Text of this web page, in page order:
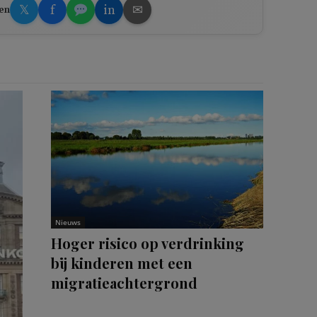
𝕏 f in ✉
Nieuws
Hoger risico op verdrinking
bij kinderen met een
migratieachtergrond